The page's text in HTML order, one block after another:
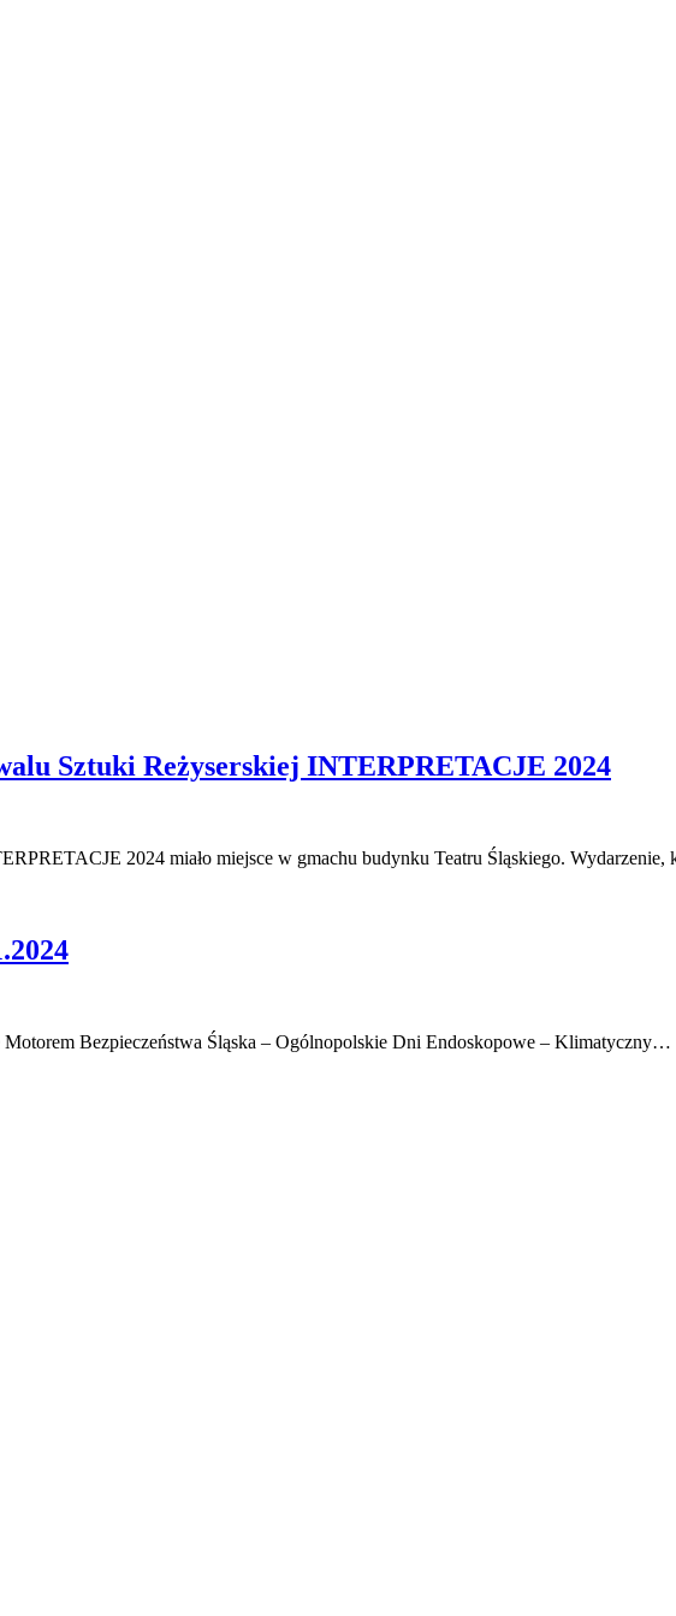
Sztuki Reżyserskiej INTERPRETACJE 2024
2024 miało miejsce w gmachu budynku Teatru Śląskiego. Wydarzenie,
Bezpieczeństwa Śląska – Ogólnopolskie Dni Endoskopowe – Klimatyczny…